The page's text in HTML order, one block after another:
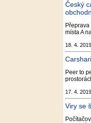
Český
místa A
18. 4.
Peer to
17. 4.
Viry se